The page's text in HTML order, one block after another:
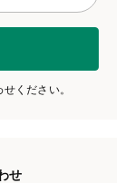
ください。
せ